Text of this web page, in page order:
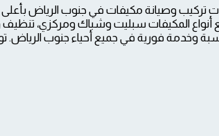
أنواع المكيفات سبليت وشباك ومركزي،
وخدمة فورية في جميع أحياء جنوب الرياض.